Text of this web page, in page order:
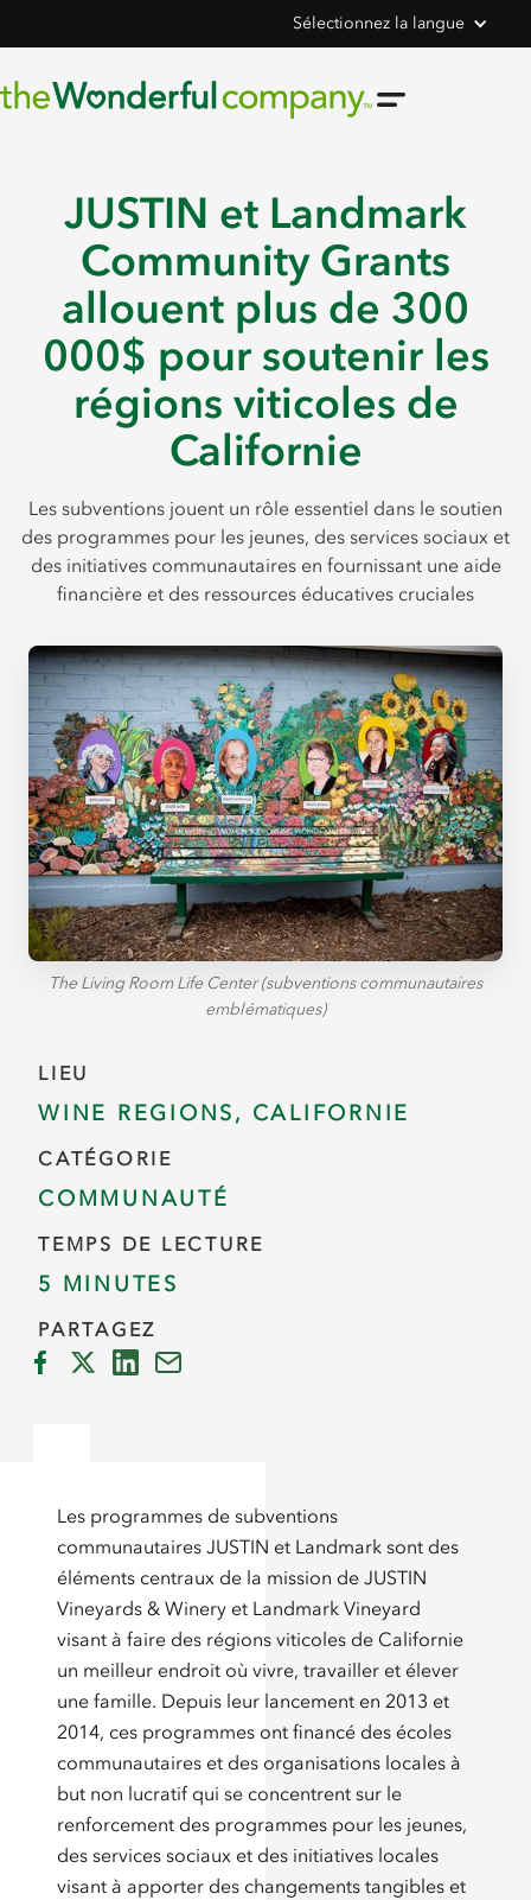
Sélectionnez la langue
JUSTIN et Landmark
Community Grants
allouent plus de 300
000$ pour soutenir les
régions viticoles de
Californie
Les subventions jouent un rôle essentiel dans le soutien
des programmes pour les jeunes, des services sociaux et
des initiatives communautaires en fournissant une aide
financière et des ressources éducatives cruciales
The Living Room Life Center (subventions communautaires
emblématiques)
LIEU
WINE REGIONS, CALIFORNIE
CATÉGORIE
COMMUNAUTÉ
TEMPS DE LECTURE
5 MINUTES
PARTAGEZ
Les programmes de subventions
communautaires JUSTIN et Landmark sont des
éléments centraux de la mission de JUSTIN
Vineyards & Winery et Landmark Vineyard
visant à faire des régions viticoles de Californie
un meilleur endroit où vivre, travailler et élever
une famille. Depuis leur lancement en 2013 et
2014, ces programmes ont financé des écoles
communautaires et des organisations locales à
but non lucratif qui se concentrent sur le
renforcement des programmes pour les jeunes,
des services sociaux et des initiatives locales
visant à apporter des changements tangibles et